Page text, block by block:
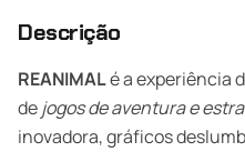
Descrição
REANIMALé a experiência
dejogos de aventura e
inovadora, gráficos